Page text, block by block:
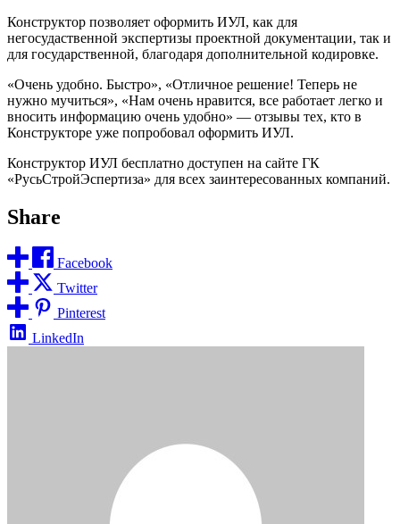
Конструктор позволяет оформить ИУЛ, как для
негосудаственной экспертизы проектной документации, так и
для государственной, благодаря дополнительной кодировке.
«Очень удобно. Быстро», «Отличное решение! Теперь не
нужно мучиться», «Нам очень нравится, все работает легко и
вносить информацию очень удобно» — отзывы тех, кто в
Конструкторе уже попробовал оформить ИУЛ.
Конструктор ИУЛ бесплатно доступен на сайте ГК
«РусьСтройЭспертиза» для всех заинтересованных компаний.
Share
Facebook
Twitter
Pinterest
LinkedIn